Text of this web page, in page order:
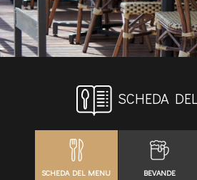
SCHEDA
SCHEDA DEL MENU BEVANDE